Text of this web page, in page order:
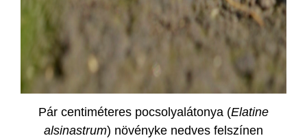
Pár centiméteres pocsolyalátonya (Elatine
alsinastrum) növényke nedves felszínen